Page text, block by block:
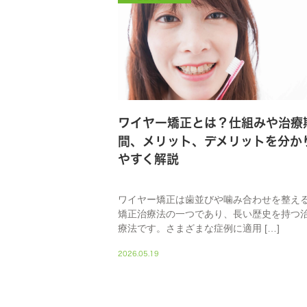
ワイヤー矯正とは？仕組みや治療
間、メリット、デメリットを分か
やすく解説
ワイヤー矯正は歯並びや噛み合わせを整え
矯正治療法の一つであり、長い歴史を持つ
療法です。さまざまな症例に適用 […]
2026.05.19